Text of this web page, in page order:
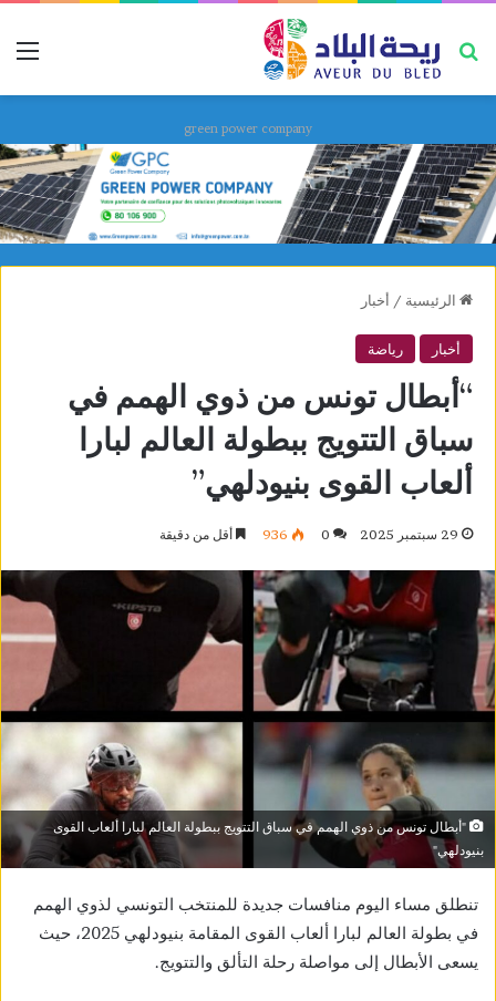
بحث عن
green power company
الرئيسية / أخبار
أخبار رياضة
“أبطال تونس من ذوي الهمم في
سباق التتويج ببطولة العالم لبارا
ألعاب القوى بنيودلهي”
29 سبتمبر 2025 0
936 أقل من دقيقة
"أبطال تونس من ذوي الهمم في سباق التتويج ببطولة العالم لبارا ألعاب القوى
بنيودلهي"
تنطلق مساء اليوم منافسات جديدة للمنتخب التونسي لذوي الهمم
في بطولة العالم لبارا ألعاب القوى المقامة بنيودلهي 2025، حيث
يسعى الأبطال إلى مواصلة رحلة التألق والتتويج.